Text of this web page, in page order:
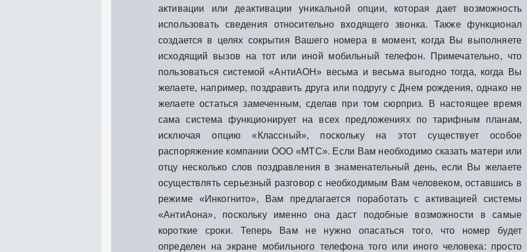
активации или деактивации уникальной опции, которая дает возможность
использовать сведения относительно входящего звонка. Также функционал
создается в целях сокрытия Вашего номера в момент, когда Вы выполняете
исходящий вызов на тот или иной мобильный телефон. Примечательно, что
пользоваться системой «АнтиАОН» весьма и весьма выгодно тогда, когда Вы
желаете, например, поздравить друга или подругу с Днем рождения, однако не
желаете остаться замеченным, сделав при том сюрприз. В настоящее время
сама система функционирует на всех предложениях по тарифным планам,
исключая опцию «Классный», поскольку на этот существует особое
распоряжение компании ООО «МТС». Если Вам необходимо сказать матери или
отцу несколько слов поздравления в знаменательный день, если Вы желаете
осуществлять серьезный разговор с необходимым Вам человеком, оставшись в
режиме «Инкогнито», Вам предлагается поработать с активацией системы
«АнтиАона», поскольку именно она даст подобные возможности в самые
короткие сроки. Теперь Вам не нужно опасаться того, что номер будет
определен на экране мобильного телефона того или иного человека: просто